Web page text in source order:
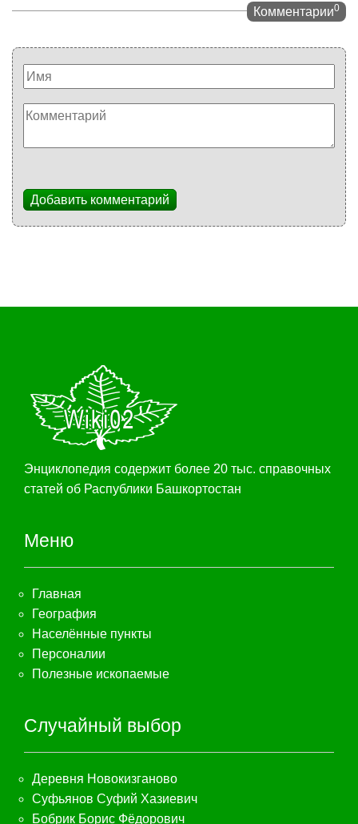
Комментарии0
Добавить комментарий
Энциклопедия содержит более 20 тыс. справочных
статей об Распублики Башкортостан
Меню
Главная
География
Населённые пункты
Персоналии
Полезные ископаемые
Случайный выбор
Деревня Новокизганово
Суфьянов Суфий Хазиевич
Бобрик Борис Фёдорович